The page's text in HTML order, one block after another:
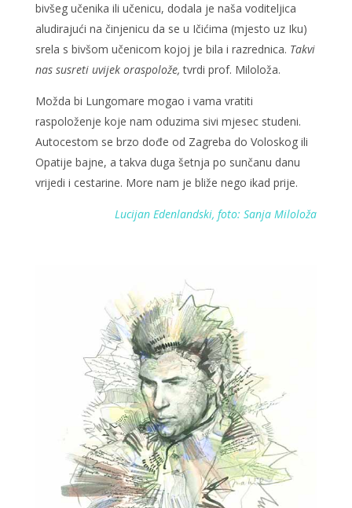
bivšeg učenika ili učenicu, dodala je naša voditeljica
aludirajući na činjenicu da se u Ičićima (mjesto uz Iku)
srela s bivšom učenicom kojoj je bila i razrednica. Takvi
nas susreti uvijek oraspolože,tvrdi prof. Miloloža.
Možda bi Lungomare mogao i vama vratiti
raspoloženje koje nam oduzima sivi mjesec studeni.
Autocestom se brzo dođe od Zagreba do Voloskog ili
Opatije bajne, a takva duga šetnja po sunčanu danu
vrijedi i cestarine. More nam je bliže nego ikad prije.
Lucijan Edenlandski, foto: Sanja Miloloža